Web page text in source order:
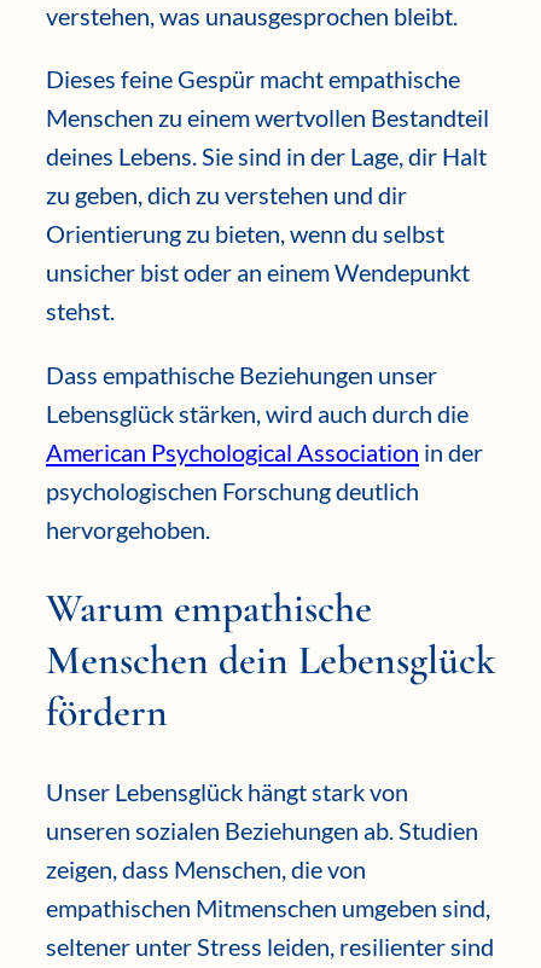
verstehen, was unausgesprochen bleibt.
Dieses feine Gespür macht empathische
Menschen zu einem wertvollen Bestandteil
deines Lebens. Sie sind in der Lage, dir Halt
zu geben, dich zu verstehen und dir
Orientierung zu bieten, wenn du selbst
unsicher bist oder an einem Wendepunkt
stehst.
Dass empathische Beziehungen unser
Lebensglück stärken, wird auch durch die
American Psychological Association in der
psychologischen Forschung deutlich
hervorgehoben.
Warum empathische
Menschen dein Lebensglück
fördern
Unser Lebensglück hängt stark von
unseren sozialen Beziehungen ab. Studien
zeigen, dass Menschen, die von
empathischen Mitmenschen umgeben sind,
seltener unter Stress leiden, resilienter sind